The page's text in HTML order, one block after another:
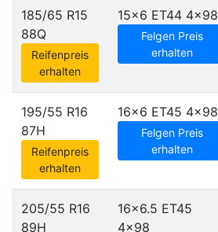
185/65 R15
88Q
Reifenpreis
erhalten
15x6 ET44 4x98
Felgen Preis
erhalten
195/55 R16
87H
Reifenpreis
erhalten
16x6 ET45 4x98
Felgen Preis
erhalten
205/55 R16
89H
16x6.5 ET45
4x98